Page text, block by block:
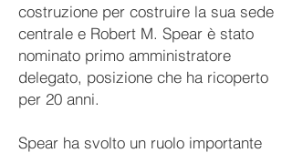
costruzione per costruire la sua sede
centrale e Robert M. Spear è stato
nominato primo amministratore
delegato, posizione che ha ricoperto
per 20 anni.
Spear ha svolto un ruolo importante